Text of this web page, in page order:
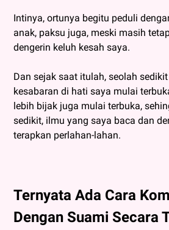
Intinya, ortunya begitu peduli
anak, paksu juga, meski masih
dengerin keluh kesah saya.
Dan sejak saat itulah, seolah
kesabaran di hati saya mulai
lebih bijak juga mulai terbuka,
sedikit, ilmu yang saya baca dan
terapkan perlahan-lahan.
Ternyata Ada Cara
Dengan Suami Secara